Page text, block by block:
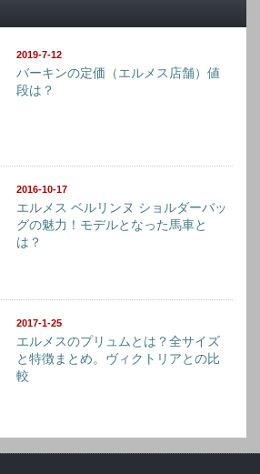
2019-7-12
バーキンの定価（エルメス店舗）値
段は？
2016-10-17
エルメス ベルリンヌ ショルダーバッ
グの魅力！モデルとなった馬車と
は？
2017-1-25
エルメスのプリュムとは？全サイズ
と特徴まとめ。ヴィクトリアとの比
較